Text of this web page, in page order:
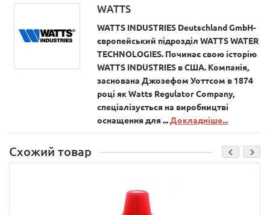
WATTS
WATTS INDUSTRIES Deutschland GmbH-
європейський підрозділ WATTS WATER
TECHNOLOGIES. Починає свою історію
WATTS INDUSTRIES в США. Компанія,
заснована Джозефом Уоттсом в 1874
році як Watts Regulator Company,
спеціалізується на виробництві
оснащення для ...Докладніше...
Схожий товар